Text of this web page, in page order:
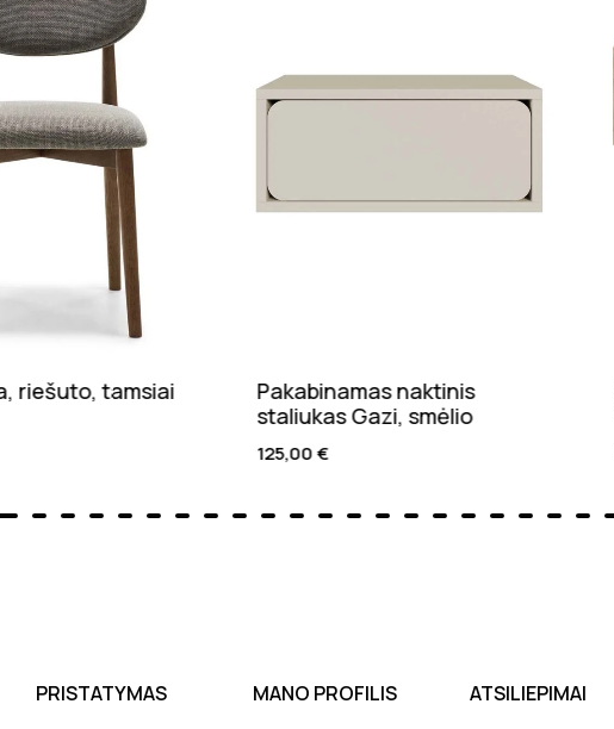
riešuto, tamsiai
Pakabinamas naktinis
staliukas Gazi, smėlio
125,00€
PRISTATYMAS
MANO PROFILIS
ATSILIEPIMAI